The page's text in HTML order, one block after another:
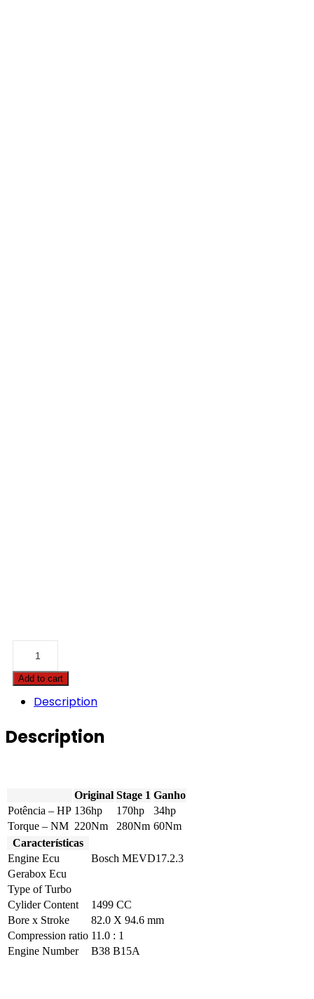
4
serie
136hp
quantity
Add to cart
Description
Description
Original Stage 1 Ganho
Potência – HP 136hp 170hp
34hp
Torque – NM 220Nm 280Nm 60Nm
Características
Engine Ecu
Bosch MEVD17.2.3
Gerabox Ecu
Type of Turbo
Cylider Content
1499 CC
Bore x Stroke
82.0 X 94.6 mm
Compression ratio 11.0 : 1
Engine Number
B38 B15A